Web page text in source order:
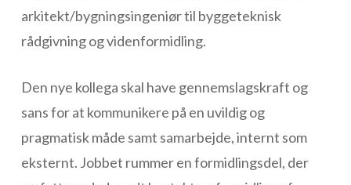
arkitekt/bygningsingeniør til byggeteknisk
rådgivning og videnformidling.
Den nye kollega skal have gennemslagskraft og
sans for at kommunikere på en uvildig og
pragmatisk måde samt samarbejde, internt som
eksternt. Jobbet rummer en formidlingsdel, der